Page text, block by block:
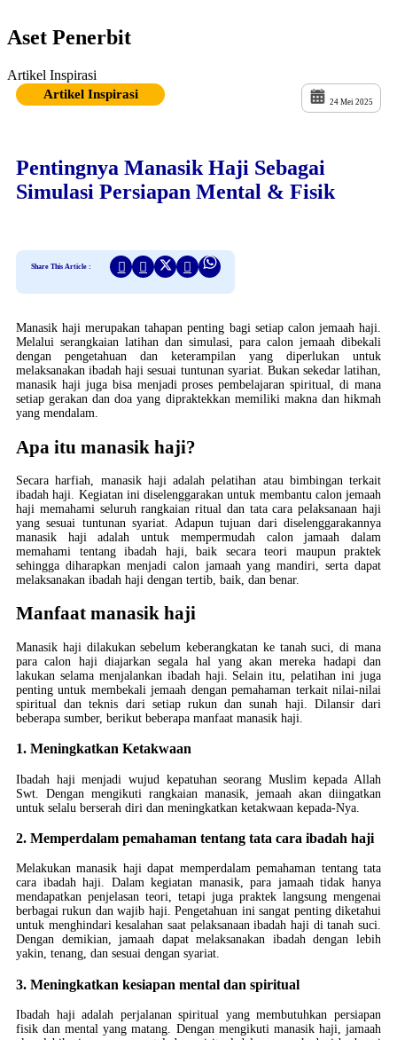
Aset Penerbit
Artikel Inspirasi
Artikel Inspirasi
24 Mei 2025
Pentingnya Manasik Haji Sebagai
Simulasi Persiapan Mental & Fisik
Share This Article :
Manasik haji merupakan tahapan penting bagi setiap calon jemaah haji.
Melalui serangkaian latihan dan simulasi, para calon jemaah dibekali
dengan pengetahuan dan keterampilan yang diperlukan untuk
melaksanakan ibadah haji sesuai tuntunan syariat. Bukan sekedar latihan,
manasik haji juga bisa menjadi proses pembelajaran spiritual, di mana
setiap gerakan dan doa yang dipraktekkan memiliki makna dan hikmah
yang mendalam.
Apa itu manasik haji?
Secara harfiah, manasik haji adalah pelatihan atau bimbingan terkait
ibadah haji. Kegiatan ini diselenggarakan untuk membantu calon jemaah
haji memahami seluruh rangkaian ritual dan tata cara pelaksanaan haji
yang sesuai tuntunan syariat. Adapun tujuan dari diselenggarakannya
manasik haji adalah untuk mempermudah calon jamaah dalam
memahami tentang ibadah haji, baik secara teori maupun praktek
sehingga diharapkan menjadi calon jamaah yang mandiri, serta dapat
melaksanakan ibadah haji dengan tertib, baik, dan benar.
Manfaat manasik haji
Manasik haji dilakukan sebelum keberangkatan ke tanah suci, di mana
para calon haji diajarkan segala hal yang akan mereka hadapi dan
lakukan selama menjalankan ibadah haji. Selain itu, pelatihan ini juga
penting untuk membekali jemaah dengan pemahaman terkait nilai-nilai
spiritual dan teknis dari setiap rukun dan sunah haji. Dilansir dari
beberapa sumber, berikut beberapa manfaat manasik haji.
1. Meningkatkan Ketakwaan
Ibadah haji menjadi wujud kepatuhan seorang Muslim kepada Allah
Swt. Dengan mengikuti rangkaian manasik, jemaah akan diingatkan
untuk selalu berserah diri dan meningkatkan ketakwaan kepada-Nya.
2. Memperdalam pemahaman tentang tata cara ibadah haji
Melakukan manasik haji dapat memperdalam pemahaman tentang tata
cara ibadah haji. Dalam kegiatan manasik, para jamaah tidak hanya
mendapatkan penjelasan teori, tetapi juga praktek langsung mengenai
berbagai rukun dan wajib haji. Pengetahuan ini sangat penting diketahui
untuk menghindari kesalahan saat pelaksanaan ibadah haji di tanah suci.
Dengan demikian, jamaah dapat melaksanakan ibadah dengan lebih
yakin, tenang, dan sesuai dengan syariat.
3. Meningkatkan kesiapan mental dan spiritual
Ibadah haji adalah perjalanan spiritual yang membutuhkan persiapan
fisik dan mental yang matang. Dengan mengikuti manasik haji, jamaah